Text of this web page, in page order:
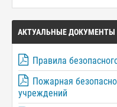
АКТУАЛЬНЫЕ ДОКУМЕНТЫ
Правила
Пожарная
учреждений